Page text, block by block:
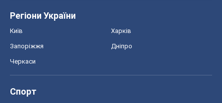
Регіони України
Київ Харків
Запоріжжя Дніпро
Черкаси
Спорт